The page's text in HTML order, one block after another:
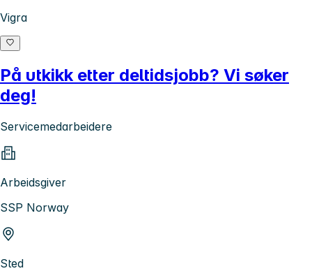
Vigra
På utkikk etter deltidsjobb? Vi søker
deg!
Servicemedarbeidere
Arbeidsgiver
SSP Norway
Sted